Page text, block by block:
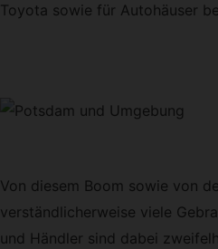
Toyota sowie für Autohäuser
Von diesem Boom sowie von
verständlicherweise viele
und Händler sind dabei